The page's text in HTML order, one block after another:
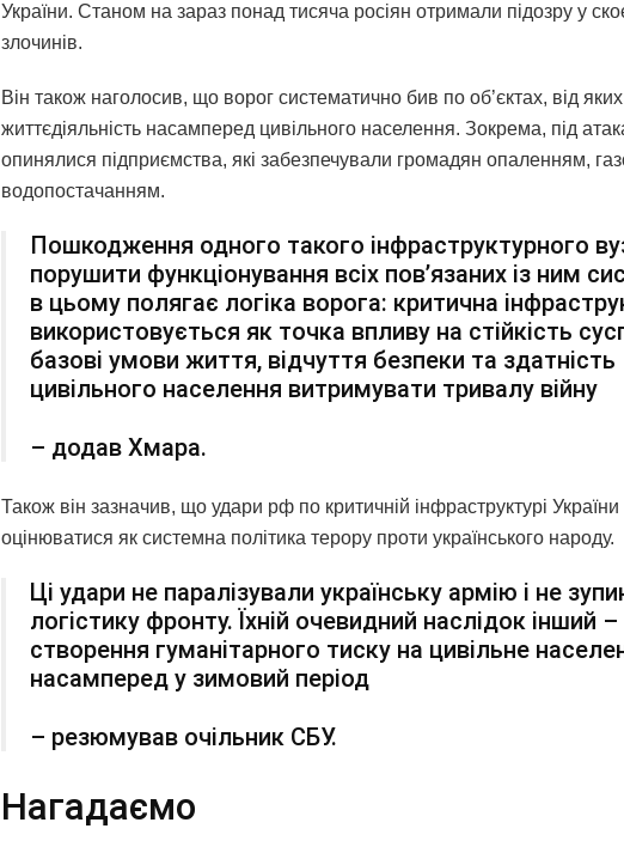
України. Станом на зараз понад тисяча росіян отримали підозру у
злочинів.
Він також наголосив, що ворог систематично бив по об’єктах, від
життєдіяльність насамперед цивільного населення. Зокрема, під
опинялися підприємства, які забезпечували громадян опаленням,
водопостачанням.
Пошкодження одного такого інфраструктурного
порушити функціонування всіх пов’язаних із ним
в цьому полягає логіка ворога: критична
використовується як точка впливу на стійкість
базові умови життя, відчуття безпеки та здатність
цивільного населення витримувати тривалу війну
– додав Хмара.
Також він зазначив, що удари рф по критичній інфраструктурі
оцінюватися як системна політика терору проти українського народу.
Ці удари не паралізували українську армію і не
логістику фронту. Їхній очевидний наслідок інший –
створення гуманітарного тиску на цивільне
насамперед у зимовий період
– резюмував очільник СБУ.
Нагадаємо